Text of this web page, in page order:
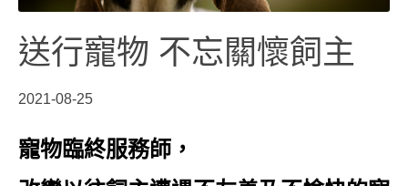
送行寵物 不忘關懷飼主
2021-08-25
寵物臨終服務師，